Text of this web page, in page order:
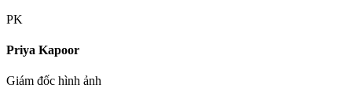
PK
Priya Kapoor
Giám đốc hình ảnh